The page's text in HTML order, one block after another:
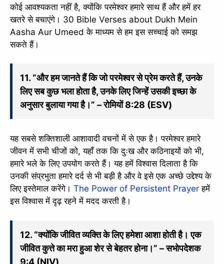
कोई आवश्यकता नहीं है, क्योंकि परमेश्वर हमारे साथ हैं और हमें हर
खतरे से बचाएंगे। 30 Bible Verses about Dukh Mein
Aasha Aur Umeed के माध्यम से हम इस सच्चाई को समझ
सकते हैं।
11. “और हम जानते हैं कि जो परमेश्वर से प्रेम करते हैं, उनके
लिए सब कुछ भला होता है, उनके लिए जिन्हें उसकी इच्छा के
अनुसार बुलाया गया है।” – रोमियों 8:28 (ESV)
यह सबसे शक्तिशाली आशावादी वचनों में से एक है। परमेश्वर हमारे
जीवन में सभी चीजों को, यहाँ तक कि दुःख और कठिनाइयों को भी,
हमारे भले के लिए उपयोग करते हैं। यह हमें विश्वास दिलाता है कि
उनकी संप्रभुता हमारे दर्द से भी बड़ी है और वे इसे एक अच्छे उद्देश्य के
लिए इस्तेमाल करेंगे। The Power of Persistent Prayer हमें
इस विश्वास में दृढ़ रहने में मदद करती है।
12. “क्योंकि जीवित व्यक्ति के लिए हमेशा आशा होती है। एक
जीवित कुत्ते का मरा हुआ शेर से बेहतर होना।” – सभोपदेशक
9:4 (NIV)
✕